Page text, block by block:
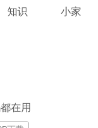
知识 小家
在用